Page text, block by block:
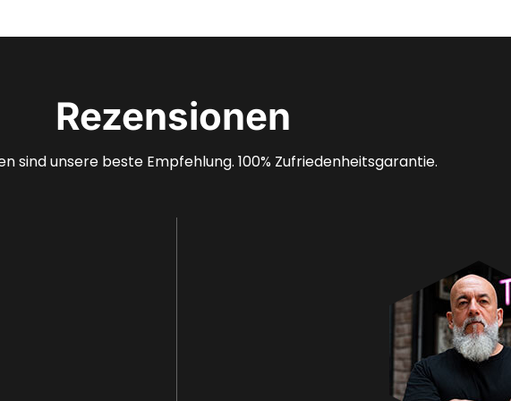
Rezensionen
sind unsere beste Empfehlung. 100% Zufriedenheitsgarantie.